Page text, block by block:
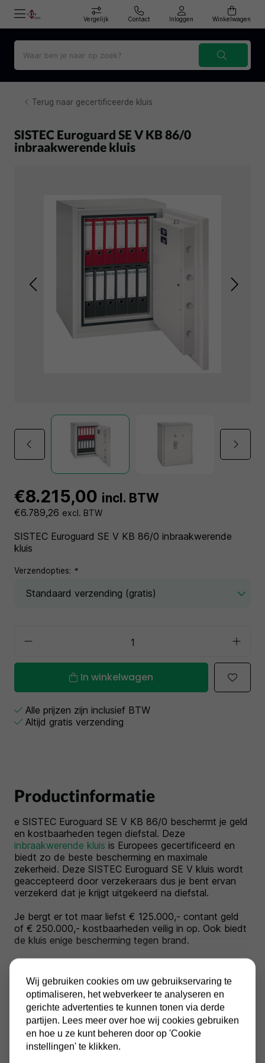
Vergelijk Contact Inloggen Winkelwagen
Terug naar gecertificeerde kluis
SISTEC Euroguard SE V KB 86/0
inbraakwerende kluis
€8.215,00 incl. BTW
€6.789,26 excl. BTW
SISTEC Euroguard SE V KB 86/0 inbraakwerende
kluis
Verzendopties: *
In winkelwagen
Alle prijzen zijn inclusief BTW
Altijd gratis verzending
Productinformatie
e SISTEC Euroguard SE V KB 86/0 beschermt je geld
en kostbaarheden tegen diefstal. Deze
inbraakwerende kluis is Europees gecertificeerd en
biedt zo de beste bescherming en maximale
zekerheid. Deze SISTEC Euroguard SE V kluis wordt
geaccepteerd door verzekeraars dus je bent ervan
verzekerd dat je krijgt uitgekeerd na diefstal.
Je bergt er tot maar liefst € 125.000,- contant geld
of € 250.000,- kostbaarheden veilig in op. Ook biedt
de kluis enige bescherming tegen brand.
twee sleutelsloten en je krijgt bij elk slot twee sleutels
meegeleverd. Heb je de kluis liever met een
elektronische codeslot? Neem dan contact met ons
op en vraag naar de mogelijkheden.
Toon meer
Wij gebruiken cookies om uw gebruikservaring te
optimaliseren, het webverkeer te analyseren en
gerichte advertenties te kunnen tonen via derde
partijen. Lees meer over hoe wij cookies gebruiken
en hoe u ze kunt beheren door op 'Cookie
instellingen' te klikken.